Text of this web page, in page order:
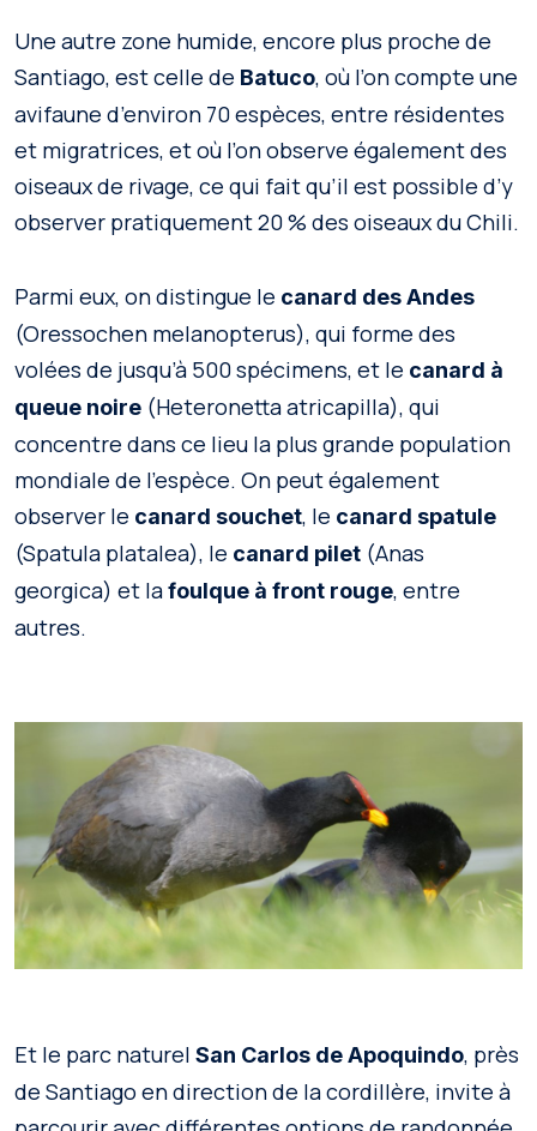
Une autre zone humide, encore plus proche de
Santiago, est celle de Batuco, où l’on compte une
avifaune d’environ 70 espèces, entre résidentes
et migratrices, et où l’on observe également des
oiseaux de rivage, ce qui fait qu’il est possible d’y
observer pratiquement 20 % des oiseaux du Chili.
Parmi eux, on distingue le canard des Andes
(Oressochen melanopterus), qui forme des
volées de jusqu’à 500 spécimens, et le canard à
queue noire (Heteronetta atricapilla), qui
concentre dans ce lieu la plus grande population
mondiale de l’espèce. On peut également
observer le canard souchet, le canard spatule
(Spatula platalea), le canard pilet (Anas
georgica) et lafoulque à front rouge, entre
autres.
Et le parc naturel San Carlos de Apoquindo, près
de Santiago en direction de la cordillère, invite à